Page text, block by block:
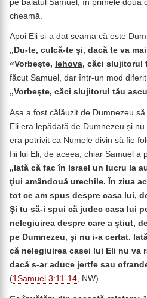
pe băiatul Samuel, în primele două
cheamă.
Apoi Eli și-a dat seama că este
„Du-te, culcă-te şi, dacă te va
«Vorbeşte, Iehova, căci slujitorul
făcut Samuel, dar într-un mod
„Vorbeşte, căci slujitorul tău
Așa a fost călăuzit de Dumnezeu
Eli era lepădată de Dumnezeu și
era potrivit ca Numele divin să fie
fiii lui Eli, de aceea, chiar Samuel a
„Iată că fac în Israel un lucru la
ţiui amândouă urechile. În ziua
tot ce am spus despre casa lui,
Şi tu să-i spui că judec casa lui
nelegiuirea despre care a ştiut,
pe Dumnezeu, şi nu i-a certat.
că nelegiuirea casei lui Eli nu va
dacă s-ar aduce jertfe sau
(1Samuel 3:11-14 , NW).